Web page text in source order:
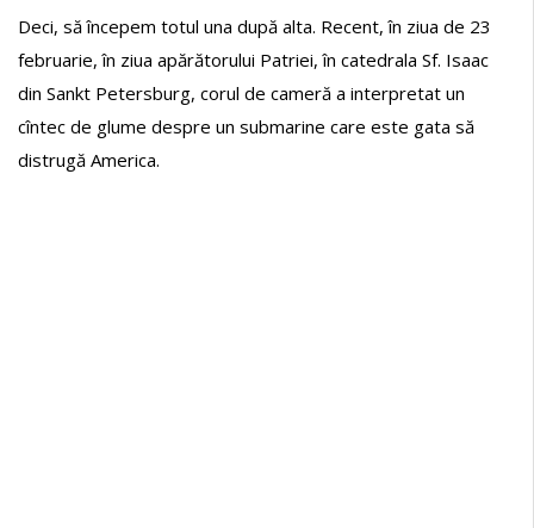
Deci, să începem totul una după alta. Recent, în ziua de 23
februarie, în ziua apărătorului Patriei, în catedrala Sf. Isaac
din Sankt Petersburg, corul de cameră a interpretat un
cîntec de glume despre un submarine care este gata să
distrugă America.